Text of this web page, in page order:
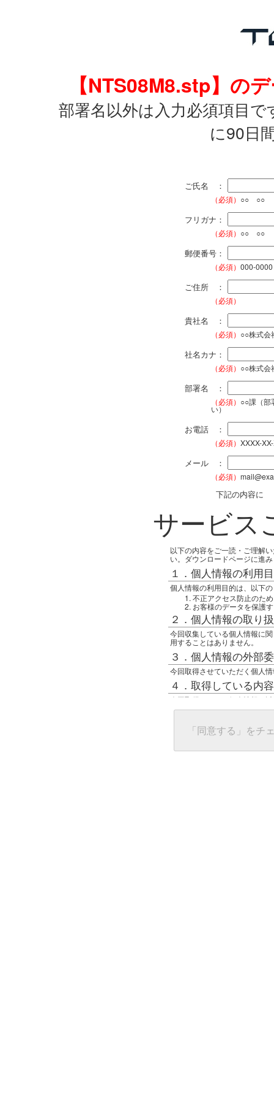
【NTS08M8.stp】の
部署名以外は入力必須項目
に90日
ご氏名 ：
（必須） ○○ ○○
フリガナ：
（必須） ○○ ○○
郵便番号：
（必須） 000-0000
ご住所 ：
（必須）
貴社名 ：
（必須） ○○株式会
社名カナ：
（必須） ○○株式会
部署名 ：
（必須） ○○課（部
い）
お電話 ：
（必須） XXXX-
メール ：
（必須）
下記の内容に
サービス
以下の内容をご一読・ご理解
い。ダウンロードページに進
１．個人情報の利用
個人情報の利用目的は、以下
不正アクセス防止のため
お客様のデータを保護
２．個人情報の取り
今回収集している個人情報に
用することはありません。
３．個人情報の外部
今回取得させていただく個人
４．取得している内
今回取得している個人情報は
任意の名前
グローバルIPアドレス
接続ホスト情報
５．個人情報に関す
「同意する」をチ